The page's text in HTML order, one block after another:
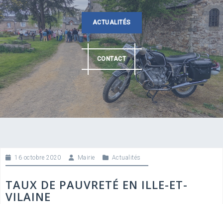
ACTUALITÉS
CONTACT
16 octobre 2020 Mairie Actualités
TAUX DE PAUVRETÉ EN ILLE-ET-
VILAINE